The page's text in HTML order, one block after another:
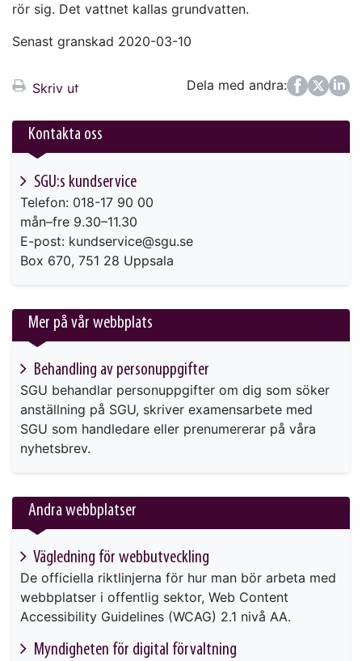
rör sig. Det vattnet kallas grundvatten.
Senast granskad 2020-03-10
Skriv ut Dela med andra:
FacebookTwitter
LinkedIn
Kontakta oss
SGU:s kundservice
Telefon: 018-17 90 00
mån–fre 9.30–11.30
E-post: kundservice@sgu.se
Box 670, 751 28 Uppsala
Mer på vår webbplats
Behandling av personuppgifter
SGU behandlar personuppgifter om dig som söker
anställning på SGU, skriver examensarbete med
SGU som handledare eller prenumererar på våra
nyhetsbrev.
Andra webbplatser
Vägledning för webbutveckling
De officiella riktlinjerna för hur man bör arbeta med
webbplatser i offentlig sektor, Web Content
Accessibility Guidelines (WCAG) 2.1 nivå AA.
Myndigheten för digital förvaltning